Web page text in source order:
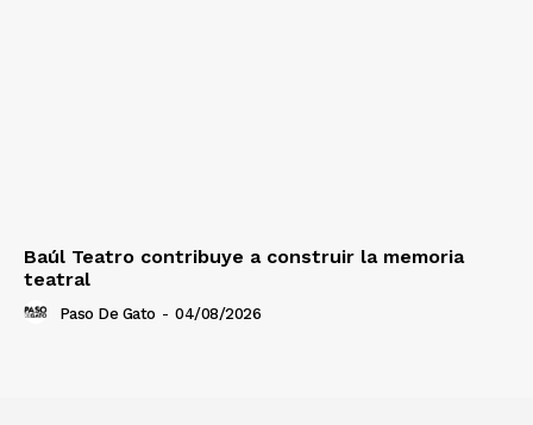
Baúl Teatro contribuye a construir la memoria
teatral
Paso De Gato - 04/08/2026